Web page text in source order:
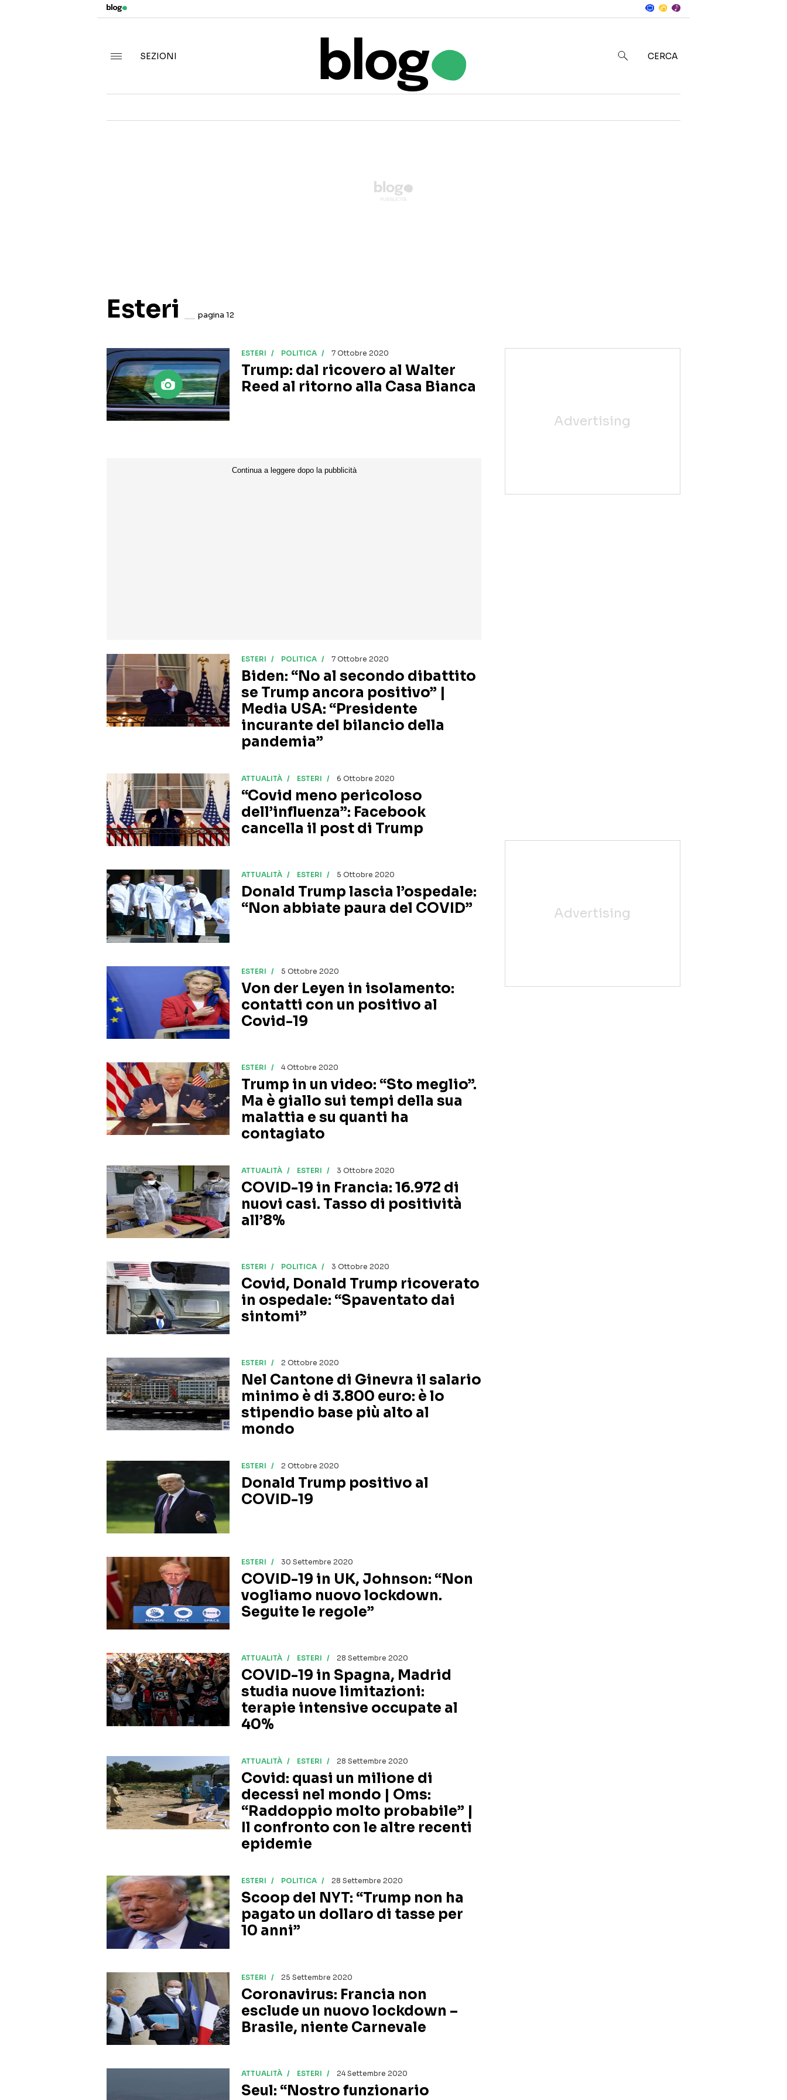
SEZIONI
CERCA
Esteri pagina 12
ESTERI POLITICA 7 Ottobre 2020
Trump: dal ricovero al Walter
Reed al ritorno alla Casa Bianca
ESTERI POLITICA 7 Ottobre 2020
Biden: “No al secondo dibattito
se Trump ancora positivo” |
Media USA: “Presidente
incurante del bilancio della
pandemia”
ATTUALITÀ ESTERI 6 Ottobre 2020
“Covid meno pericoloso
dell’influenza”: Facebook
cancella il post di Trump
ATTUALITÀ ESTERI 5 Ottobre 2020
Donald Trump lascia l’ospedale:
“Non abbiate paura del COVID”
ESTERI 5 Ottobre 2020
Von der Leyen in isolamento:
contatti con un positivo al
Covid-19
ESTERI 4 Ottobre 2020
Trump in un video: “Sto meglio”.
Ma è giallo sui tempi della sua
malattia e su quanti ha
contagiato
ATTUALITÀ ESTERI 3 Ottobre 2020
COVID-19 in Francia: 16.972 di
nuovi casi. Tasso di positività
all’8%
ESTERI POLITICA 3 Ottobre 2020
Covid, Donald Trump ricoverato
in ospedale: “Spaventato dai
sintomi”
ESTERI 2 Ottobre 2020
Nel Cantone di Ginevra il salario
minimo è di 3.800 euro: è lo
stipendio base più alto al
mondo
ESTERI 2 Ottobre 2020
Donald Trump positivo al
COVID-19
ESTERI 30 Settembre 2020
COVID-19 in UK, Johnson: “Non
vogliamo nuovo lockdown.
Seguite le regole”
ATTUALITÀ ESTERI 28 Settembre 2020
COVID-19 in Spagna, Madrid
studia nuove limitazioni:
terapie intensive occupate al
40%
ATTUALITÀ ESTERI 28 Settembre 2020
Covid: quasi un milione di
decessi nel mondo | Oms:
“Raddoppio molto probabile” |
Il confronto con le altre recenti
epidemie
ESTERI POLITICA 28 Settembre 2020
Scoop del NYT: “Trump non ha
pagato un dollaro di tasse per
10 anni”
ESTERI 25 Settembre 2020
Coronavirus: Francia non
esclude un nuovo lockdown –
Brasile, niente Carnevale
ATTUALITÀ ESTERI 24 Settembre 2020
Seul: “Nostro funzionario